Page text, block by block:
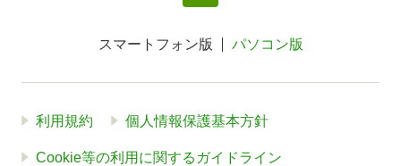
スマートフォン版 パソコン版
利用規約 個人情報保護基本方針
Cookie等の利用に関するガイドライン